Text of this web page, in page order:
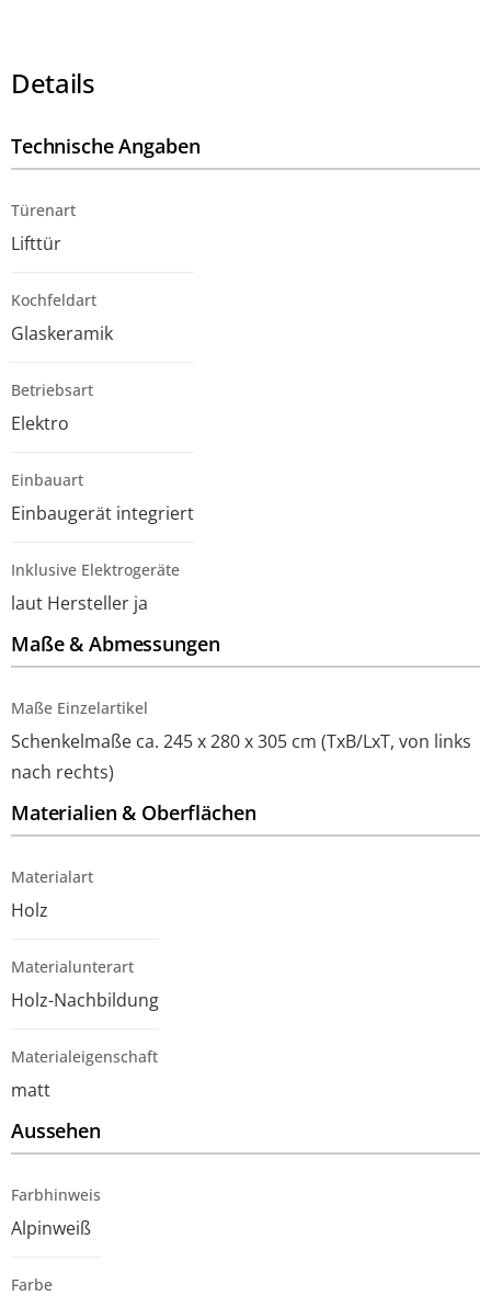
Details
Technische Angaben
Türenart
Lifttür
Kochfeldart
Glaskeramik
Betriebsart
Elektro
Einbauart
Einbaugerät integriert
Inklusive Elektrogeräte
laut Hersteller ja
Maße & Abmessungen
Maße Einzelartikel
Schenkelmaße ca. 245 x 280 x 305 cm (TxB/LxT, von links
nach rechts)
Materialien & Oberflächen
Materialart
Holz
Materialunterart
Holz-Nachbildung
Materialeigenschaft
matt
Aussehen
Farbhinweis
Alpinweiß
Farbe